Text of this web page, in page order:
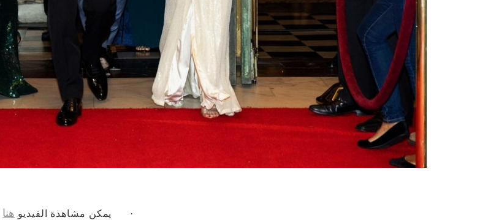
· يمكن مشاهدة الفيديو هنا